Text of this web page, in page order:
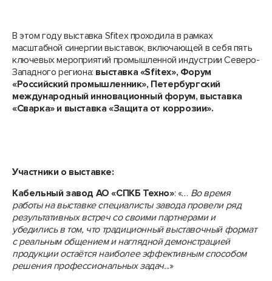
В этом году выставка Sfitex проходила в рамках
масштабной синергии выставок, включающей в себя пять
ключевых мероприятий промышленной индустрии Северо-
Западного региона: выставка «Sfitex», Форум
«Российский промышленник», Петербургский
международный инновационный форум, выставка
«Сварка» и выставка «Защита от коррозии».
Участники о выставке:
Кабельный завод АО «СПКБ Техно»: «… Во время
работы на выставке специалисты завода провели ряд
результативных встреч со своими партнерами и
убедились в том, что традиционный выставочный формат
с реальным общением и наглядной демонстрацией
продукции остаётся наиболее эффективным способом
решения профессиональных задач...»